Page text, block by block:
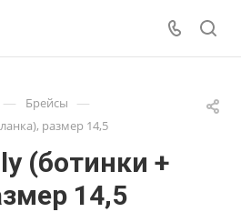
— Брейсы —
размер 14,5
(ботинки +
14,5